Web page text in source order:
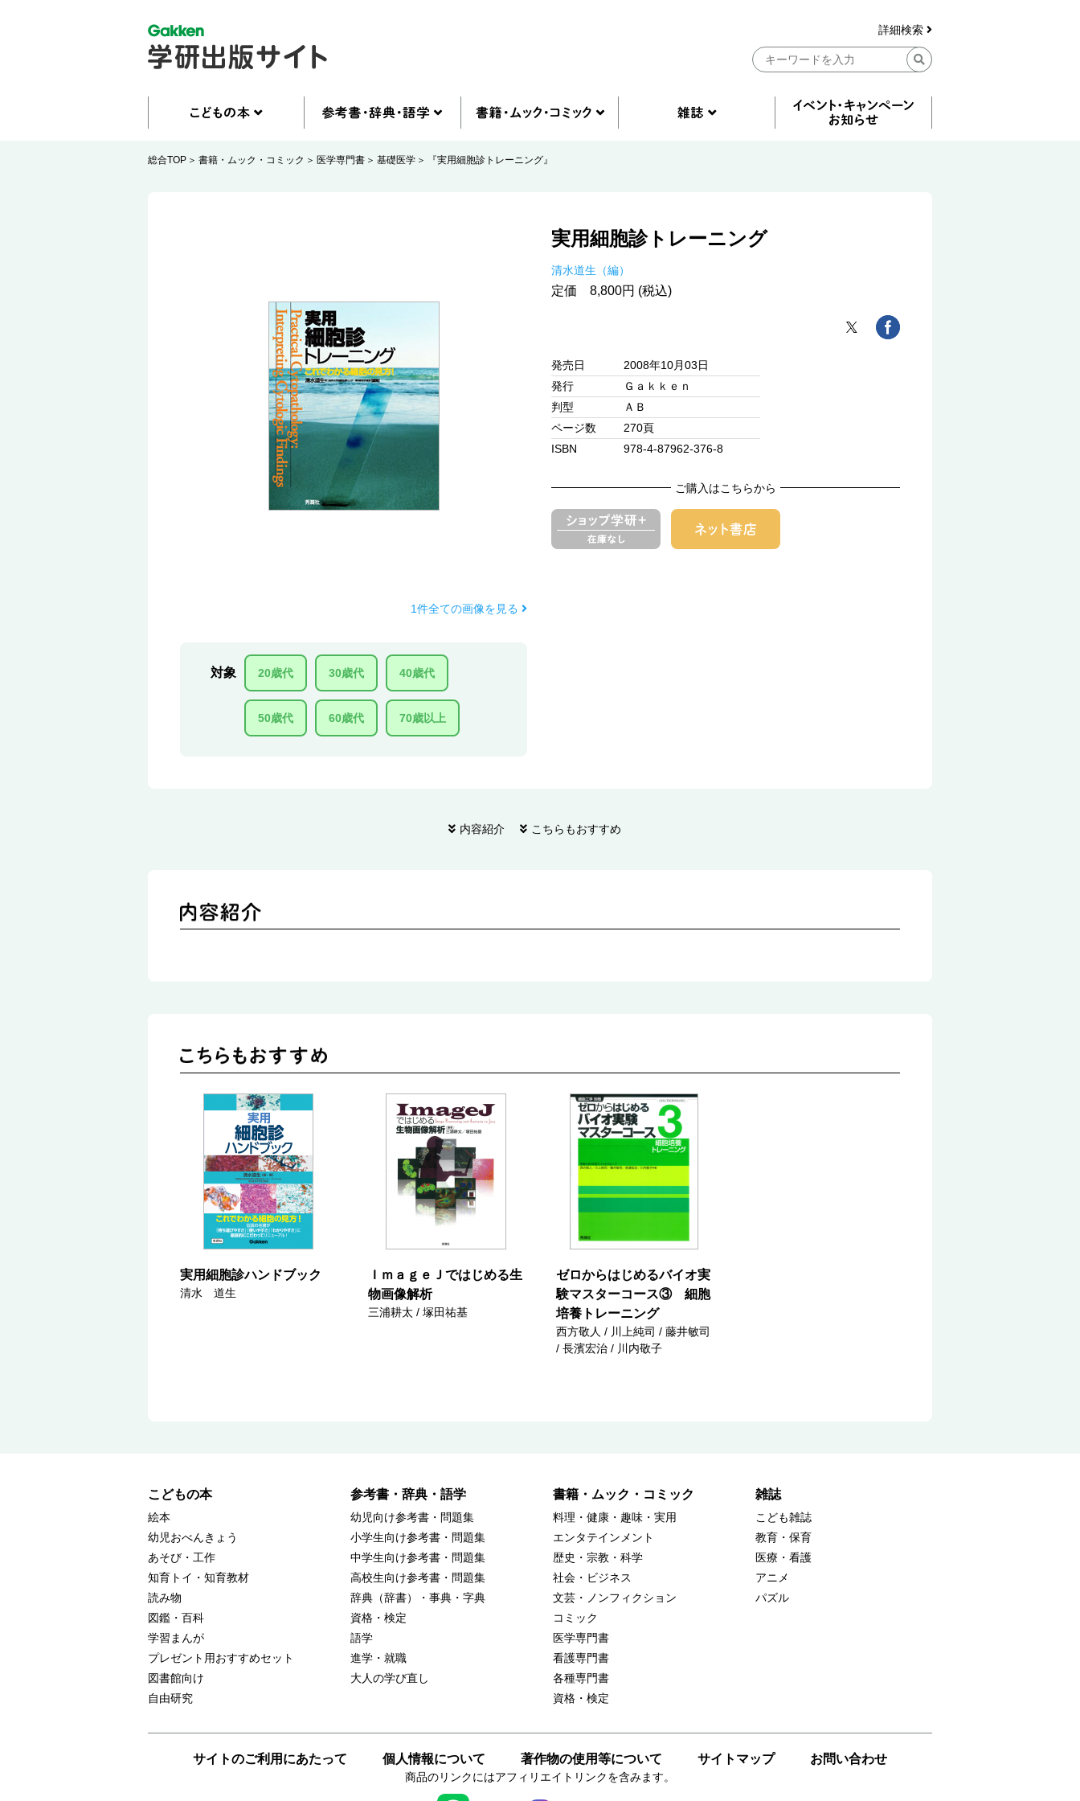
詳細検索
総合TOP 書籍・ムック・コミック 医学専門書 基礎医学 『実用細胞診トレーニング』
1件全ての画像を見る
対象 20歳代 30歳代 40歳代
50歳代 60歳代 70歳以上
実用細胞診トレーニング
清水道生（編）
定価 8,800円 (税込)
発売日
2008年10月03日
発行
Ｇａｋｋｅｎ
判型
ＡＢ
ページ数
270頁
ISBN
978-4-87962-376-8
ご購入はこちらから
内容紹介 こちらもおすすめ
実用細胞診ハンドブック
清水 道生
ＩｍａｇｅＪではじめる生
物画像解析
三浦耕太 / 塚田祐基
ゼロからはじめるバイオ実
験マスターコース③ 細胞
培養トレーニング
西方敬人 / 川上純司 / 藤井敏司
/ 長濱宏治 / 川内敬子
こどもの本
絵本
幼児おべんきょう
あそび・工作
知育トイ・知育教材
読み物
図鑑・百科
学習まんが
プレゼント用おすすめセット
図書館向け
自由研究
参考書・辞典・語学
幼児向け参考書・問題集
小学生向け参考書・問題集
中学生向け参考書・問題集
高校生向け参考書・問題集
辞典（辞書）・事典・字典
資格・検定
語学
進学・就職
大人の学び直し
書籍・ムック・コミック
料理・健康・趣味・実用
エンタテインメント
歴史・宗教・科学
社会・ビジネス
文芸・ノンフィクション
コミック
医学専門書
看護専門書
各種専門書
資格・検定
雑誌
こども雑誌
教育・保育
医療・看護
アニメ
パズル
サイトのご利用にあたって 個人情報について 著作物の使用等について サイトマップ お問い合わせ
商品のリンクにはアフィリエイトリンクを含みます。